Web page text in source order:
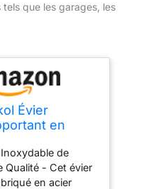
que les garages, les
Évier
en
de Cuisine
avec
Extensible,
de
Qualité - Cet évier
en acier